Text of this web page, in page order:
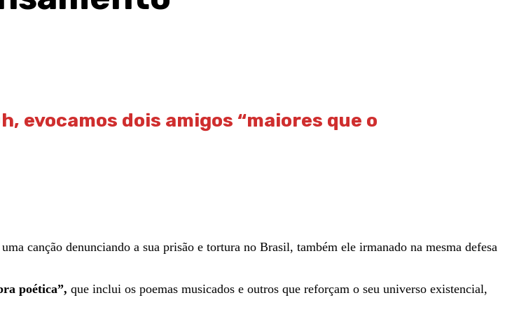
, evocamos dois amigos “maiores que o
canção denunciando a sua prisão e tortura no Brasil, também ele irmanado na mesma defesa
poética”, que inclui os poemas musicados e outros que reforçam o seu universo existencial,